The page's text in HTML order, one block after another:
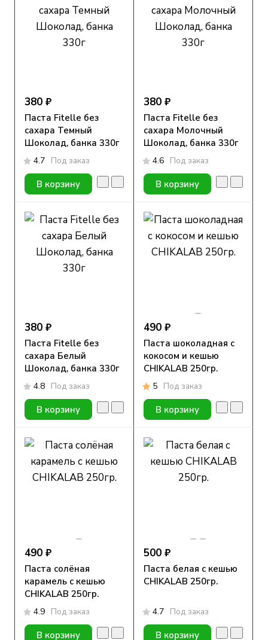
380 ₽
Паста Fitelle без
сахара Темный
Шоколад, банка 330г
4.7 Под заказ
В корзину
380 ₽
Паста Fitelle без
сахара Молочный
Шоколад, банка 330г
4.6 Под заказ
В корзину
380 ₽
Паста Fitelle без
сахара Белый
Шоколад, банка 330г
4.8 Под заказ
В корзину
490 ₽
Паста шоколадная с
кокосом и кешью
CHIKALAB 250гр.
5 Под заказ
В корзину
490 ₽
Паста солёная
карамель с кешью
CHIKALAB 250гр.
4.9 Под заказ
В корзину
500 ₽
Паста белая с кешью
CHIKALAB 250гр.
4.7 Под заказ
В корзину